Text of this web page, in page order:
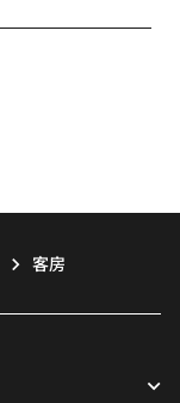
客房